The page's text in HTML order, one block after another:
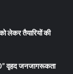
लेकर तैयारियों की
वृहद जनजागरूकता